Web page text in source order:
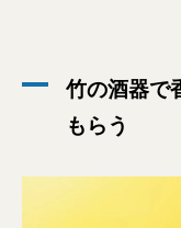
竹の酒器で
もらう